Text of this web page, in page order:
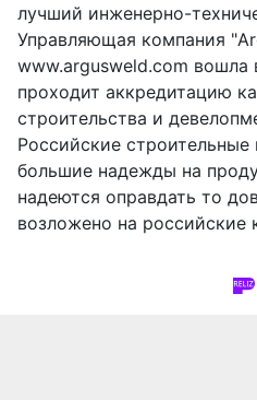
лучший инженерно-
Управляющая компания
www.argusweld.com вошла
проходит аккредитацию
строительства и
Российские строительные
большие надежды на
надеются оправдать то
возложено на российские